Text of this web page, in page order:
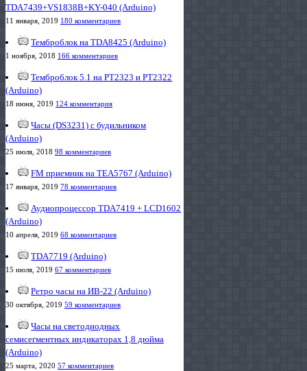
TDA7439+VS1838B+KY-040 (Arduino)
11 января, 2019 180 комментариев
Темброблок на TDA8425 (Arduino)
1 ноября, 2018 166 комментариев
Темброблок 5.1 на PT2323 и PT2322
(Arduino)
18 июня, 2019 124 комментария
Часы (DS3231) с будильником
(Arduino)
25 июля, 2018 98 комментариев
FM приемник на TEA5767 (Arduino)
17 января, 2019 78 комментариев
Аудиопроцессор TDA7419 + LCD1602
(Arduino)
10 апреля, 2019 68 комментариев
TDA7719 (Arduino)
15 июля, 2019 67 комментариев
Ретро часы на ИВ-22 (Arduino)
30 октября, 2019 59 комментариев
Часы на светодиодных
семисегментных индикаторах 1,8 дюйма
(Arduino)
25 марта, 2020 57 комментариев